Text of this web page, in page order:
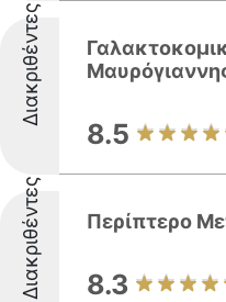
Διακριθέντες
8.5
Διακριθέντες Περίπτερο
8.3